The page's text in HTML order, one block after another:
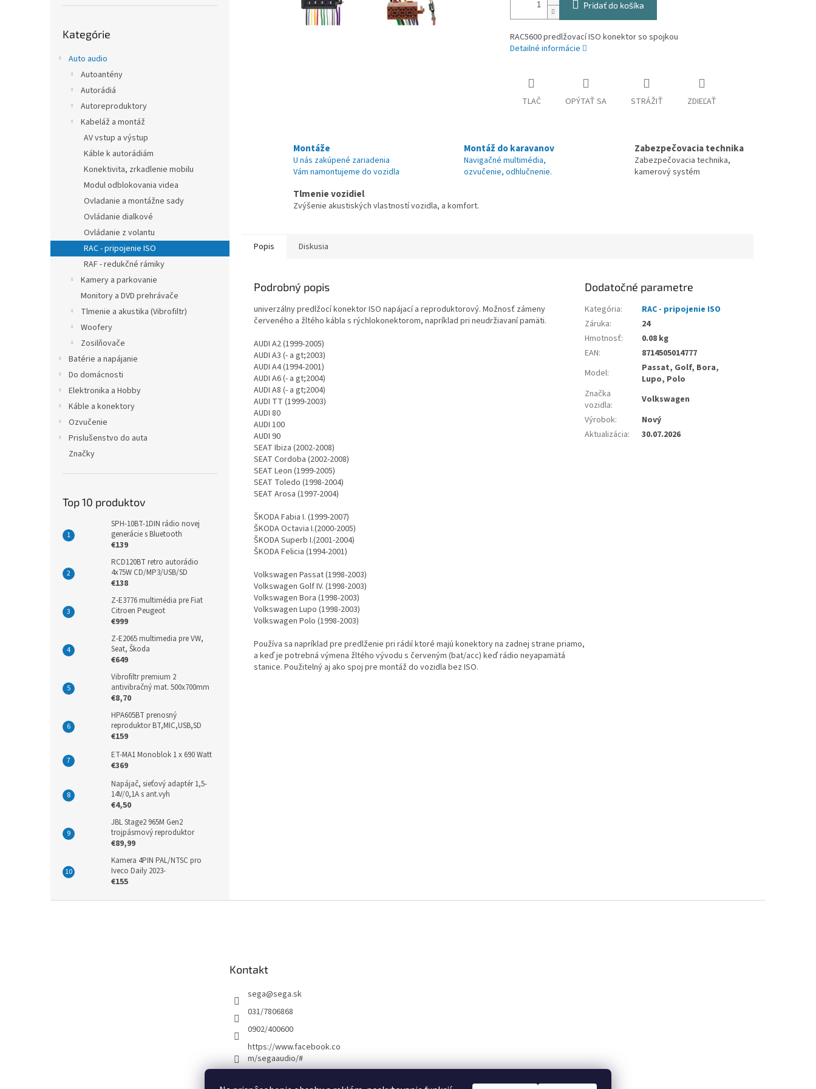
kategórie
Kategórie
Auto audio
Autoantény
Autorádiá
Autoreproduktory
Kabeláž a montáž
AV vstup a výstup
Káble k autorádiám
Konektivita, zrkadlenie mobilu
Modul odblokovania videa
Ovladanie a montážne sady
Ovládanie dialkové
Ovládanie z volantu
RAC - pripojenie ISO
RAF - redukčné rámiky
Kamery a parkovanie
Monitory a DVD prehrávače
Tlmenie a akustika (Vibrofiltr)
Woofery
Zosilňovače
Batérie a napájanie
Do domácnosti
Elektronika a Hobby
Káble a konektory
Ozvučenie
Prislušenstvo do auta
Značky
Top 10 produktov
SPH-10BT-1DIN rádio novej
generácie s Bluetooth
€139
RCD120BT retro autorádio
4x75W CD/MP3/USB/SD
€138
Z-E3776 multimédia pre Fiat
Citroen Peugeot
€999
Z-E2065 multimedia pre VW,
Seat, Škoda
€649
Vibrofiltr premium 2
antivibračný mat. 500x700mm
€8,70
HPA605BT prenosný
reproduktor BT,MIC,USB,SD
€159
ET-MA1 Monoblok 1 x 690 Watt
€369
Napájač, sieťový adaptér 1,5-
14V/0,1A s ant.vyh
€4,50
JBL Stage2 965M Gen2
trojpásmový reproduktor
€89,99
Kamera 4PIN PAL/NTSC pro
Iveco Daily 2023-
€155
Pridať do košíka
RAC5600 predlžovací ISO konektor so spojkou
Detailné informácie
TLAČ OPÝTAŤ SA STRÁŽIŤ ZDIEĽAŤ
Montáže
U nás zakúpené zariadenia
Vám namontujeme do vozidla
Montáž do karavanov
Navigačné multimédia,
ozvučenie, odhlučnenie.
Zabezpečovacia technika
Zabezpečovacia technika,
kamerový systém
Tlmenie vozidiel
Zvýšenie akustiských vlastností vozidla, a komfort.
Popis Diskusia
Podrobný popis
univerzálny predlžocí konektor ISO napájací a reproduktorový. Možnosť zámeny
červeného a žltého kábla s rýchlokonektorom, napríklad pri neudržiavaní pamäti.
AUDI A2 (1999-2005)
AUDI A3 (- a gt;2003)
AUDI A4 (1994-2001)
AUDI A6 (- a gt;2004)
AUDI A8 (- a gt;2004)
AUDI TT (1999-2003)
AUDI 80
AUDI 100
AUDI 90
SEAT Ibiza (2002-2008)
SEAT Cordoba (2002-2008)
SEAT Leon (1999-2005)
SEAT Toledo (1998-2004)
SEAT Arosa (1997-2004)
ŠKODA Fabia I. (1999-2007)
ŠKODA Octavia I.(2000-2005)
ŠKODA Superb I.(2001-2004)
ŠKODA Felicia (1994-2001)
Volkswagen Passat (1998-2003)
Volkswagen Golf IV. (1998-2003)
Volkswagen Bora (1998-2003)
Volkswagen Lupo (1998-2003)
Volkswagen Polo (1998-2003)
Používa sa napríklad pre predlženie pri rádií ktoré majú konektory na zadnej strane priamo,
a keď je potrebná výmena žltého vývodu s červeným (bat/acc) keď rádio neyapamätá
stanice. Použitelný aj ako spoj pre montáž do vozidla bez ISO.
Dodatočné parametre
Kategória:
RAC - pripojenie ISO
Záruka:
24
Hmotnosť:
0.08 kg
EAN:
8714505014777
Model:
Passat, Golf, Bora,
Lupo, Polo
Značka
vozidla:
Volkswagen
Výrobok:
Nový
Aktualizácia: 30.07.2026
Kontakt
sega@sega.sk
031/7806868
0902/400600
https://www.facebook.co
m/segaaudio/#